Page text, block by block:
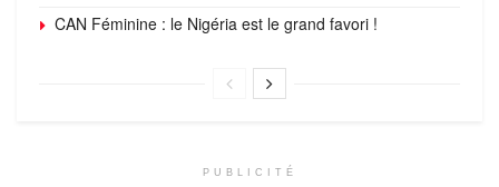
CAN Féminine : le Nigéria est le grand favori !
PUBLICITÉ